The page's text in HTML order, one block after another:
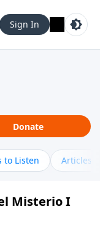
Sign In
Donate
to Listen Articles
Misterio I